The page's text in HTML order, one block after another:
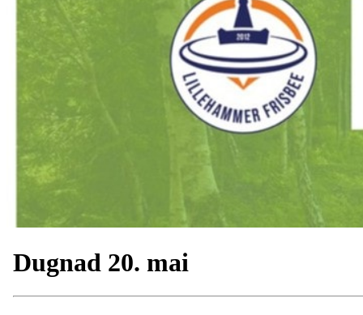
Dugnad 20. mai